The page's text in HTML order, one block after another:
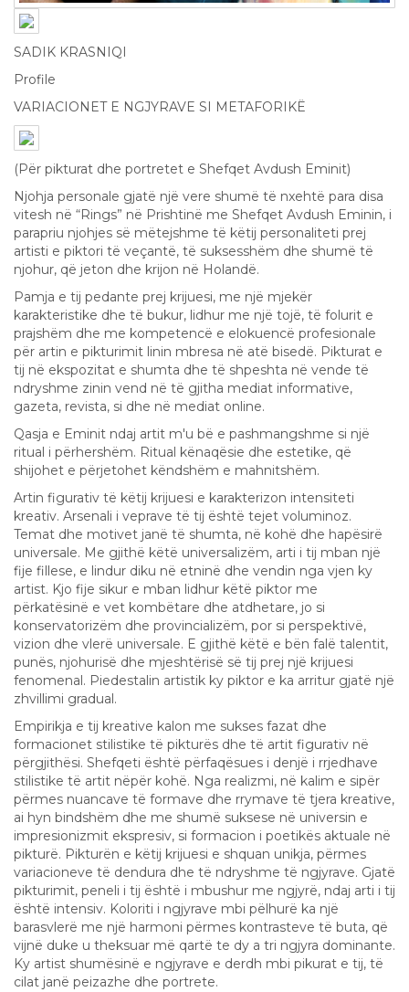
SADIK KRASNIQI
Profile
VARIACIONET E NGJYRAVE SI METAFORIKË
(Për pikturat dhe portretet e Shefqet Avdush Eminit)
Njohja personale gjatë një vere shumë të nxehtë para disa
vitesh në “Rings” në Prishtinë me Shefqet Avdush Eminin, i
parapriu njohjes së mëtejshme të këtij personaliteti prej
artisti e piktori të veçantë, të suksesshëm dhe shumë të
njohur, që jeton dhe krijon në Holandë.
Pamja e tij pedante prej krijuesi, me një mjekër
karakteristike dhe të bukur, lidhur me një tojë, të folurit e
prajshëm dhe me kompetencë e elokuencë profesionale
për artin e pikturimit linin mbresa në atë bisedë. Pikturat e
tij në ekspozitat e shumta dhe të shpeshta në vende të
ndryshme zinin vend në të gjitha mediat informative,
gazeta, revista, si dhe në mediat online.
Qasja e Eminit ndaj artit m'u bë e pashmangshme si një
ritual i përhershëm. Ritual kënaqësie dhe estetike, që
shijohet e përjetohet këndshëm e mahnitshëm.
Artin figurativ të këtij krijuesi e karakterizon intensiteti
kreativ. Arsenali i veprave të tij është tejet voluminoz.
Temat dhe motivet janë të shumta, në kohë dhe hapësirë
universale. Me gjithë këtë universalizëm, arti i tij mban një
fije fillese, e lindur diku në etninë dhe vendin nga vjen ky
artist. Kjo fije sikur e mban lidhur këtë piktor me
përkatësinë e vet kombëtare dhe atdhetare, jo si
konservatorizëm dhe provincializëm, por si perspektivë,
vizion dhe vlerë universale. E gjithë këtë e bën falë talentit,
punës, njohurisë dhe mjeshtërisë së tij prej një krijuesi
fenomenal. Piedestalin artistik ky piktor e ka arritur gjatë një
zhvillimi gradual.
Empirikja e tij kreative kalon me sukses fazat dhe
formacionet stilistike të pikturës dhe të artit figurativ në
përgjithësi. Shefqeti është përfaqësues i denjë i rrjedhave
stilistike të artit nëpër kohë. Nga realizmi, në kalim e sipër
përmes nuancave të formave dhe rrymave të tjera kreative,
ai hyn bindshëm dhe me shumë suksese në universin e
impresionizmit ekspresiv, si formacion i poetikës aktuale në
pikturë. Pikturën e këtij krijuesi e shquan unikja, përmes
variacioneve të dendura dhe të ndryshme të ngjyrave. Gjatë
pikturimit, peneli i tij është i mbushur me ngjyrë, ndaj arti i tij
është intensiv. Koloriti i ngjyrave mbi pëlhurë ka një
barasvlerë me një harmoni përmes kontrasteve të buta, që
vijnë duke u theksuar më qartë te dy a tri ngjyra dominante.
Ky artist shumësinë e ngjyrave e derdh mbi pikurat e tij, të
cilat janë peizazhe dhe portrete.